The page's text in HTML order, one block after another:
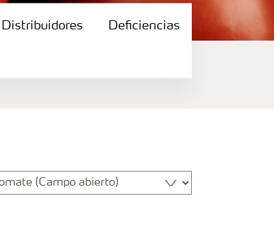
Distribuidores Deficiencias